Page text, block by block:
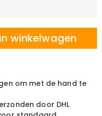
winkelwagen
om met de hand te
door DHL